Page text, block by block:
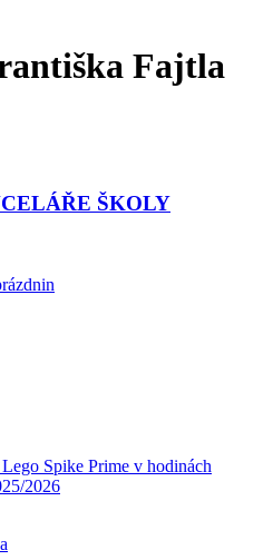
Fajtla
ŠKOLY
Spike Prime v hodinách
2026